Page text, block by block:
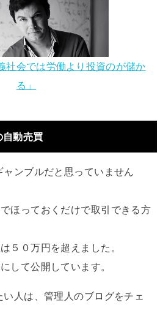
社会では労働より投資のが儲か
る」
自動売買
ンブルだと思っていません
ほっておくだけで取引できる方
５０万円を超えました。
して公開しています。
人は、管理人のブログをチェ